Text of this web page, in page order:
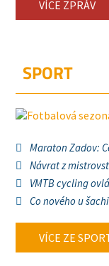
VÍCE ZPRÁV
SPORT
Maraton Zadov:
Návrat z
VMTB cycling
Co nového u
VÍCE ZE